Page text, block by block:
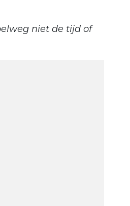
niet de tijd of